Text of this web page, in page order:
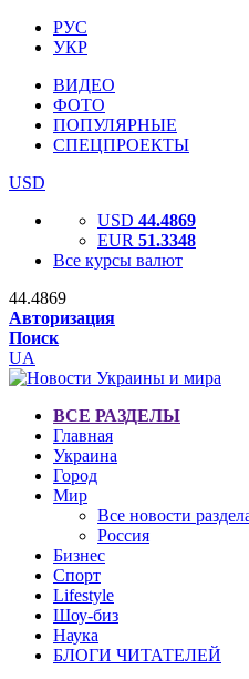
РУС
УКР
ВИДЕО
ФОТО
ПОПУЛЯРНЫЕ
СПЕЦПРОЕКТЫ
USD
USD 44.4869
EUR 51.3348
Все курсы валют
44.4869
Авторизация
Поиск
UA
ВСЕ РАЗДЕЛЫ
Главная
Украина
Город
Мир
Все новости
Россия
Бизнес
Спорт
Lifestyle
Шоу-биз
Наука
БЛОГИ ЧИТАТЕЛЕЙ